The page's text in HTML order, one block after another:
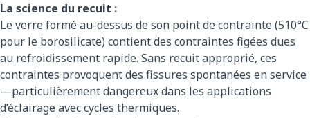
La science du recuit :
Le verre formé au-dessus de son point de contrainte (510°C
pour le borosilicate) contient des contraintes figées dues
au refroidissement rapide. Sans recuit approprié, ces
contraintes provoquent des fissures spontanées en service
—particulièrement dangereux dans les applications
d’éclairage avec cycles thermiques.